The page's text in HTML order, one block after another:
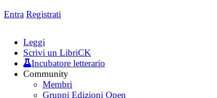
Entra Registrati
Leggi
Scrivi un LibriCK
Incubatore letterario
Community
Membri
Gruppi Edizioni Open